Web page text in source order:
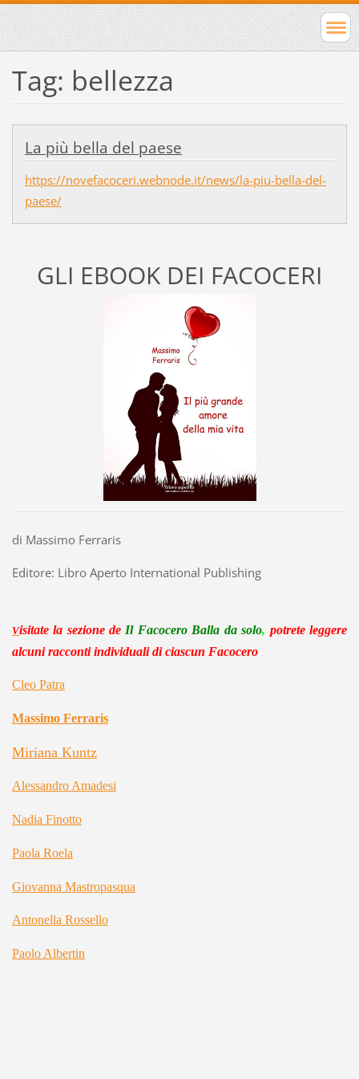
Tag: bellezza
La più bella del paese
https://novefacoceri.webnode.it/news/la-piu-bella-del-
paese/
GLI EBOOK DEI FACOCERI
di Massimo Ferraris
Editore: Libro Aperto International Publishing
Visitate la sezione de Il Facocero Balla da solo, potrete leggere
alcuni racconti individuali di ciascun Facocero
Cleo Patra
Massimo Ferraris
Miriana Kuntz
Alessandro Amadesi
Nadia Finotto
Paola Roela
Giovanna Mastropasqua
Antonella Rossello
Paolo Albertin